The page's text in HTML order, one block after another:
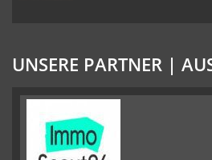
UNSERE PARTNER |